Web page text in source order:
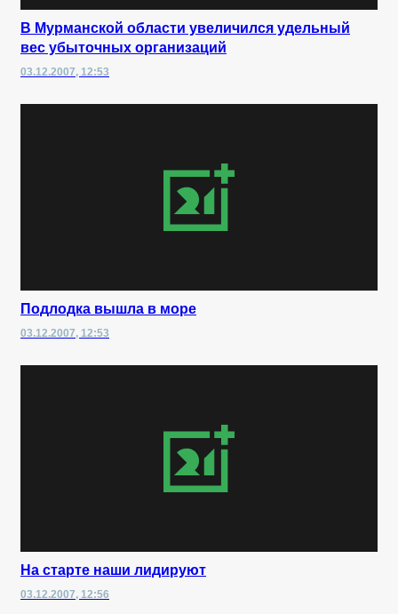
В Мурманской области увеличился удельный
вес убыточных организаций
03.12.2007, 12:53
Подлодка вышла в море
03.12.2007, 12:53
На старте наши лидируют
03.12.2007, 12:56